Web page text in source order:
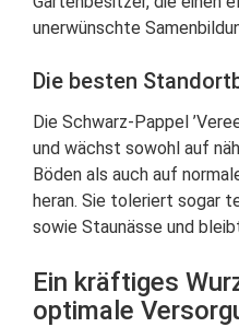
unerwünschte
Die besten
Die Schwarz-Pappel
und wächst sowohl auf
Böden als auch auf
heran. Sie toleriert sogar
sowie Staunässe und
Ein kräftiges
optimale